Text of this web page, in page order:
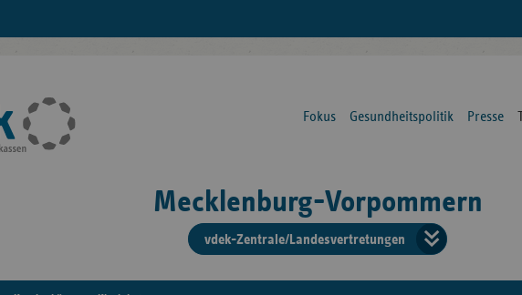
Fokus Gesundheitspolitik Presse
Mecklenburg-Vorpommern
vdek-Zentrale/Landesvertretungen